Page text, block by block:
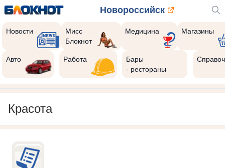
Новороссийск
Новости
Мисс
Блокнот
Медицина Магазины
Авто Работа
Бары
- рестораны
Красота